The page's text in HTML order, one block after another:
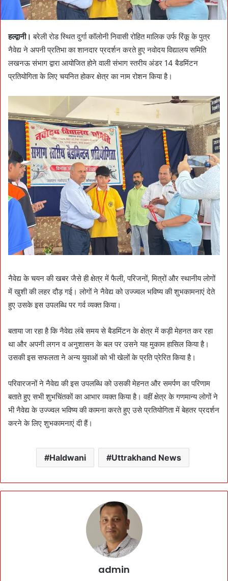
हल्द्वानी। बरेली रोड स्थित दुर्गा कॉलोनी निवासी रोहित मालिक उर्फ रिंकू के पुत्र
नैवेद्य ने अपनी प्रतिभा का शानदार प्रदर्शन करते हुए नवोदय विद्यालय समिति
लखनऊ संभाग द्वारा आयोजित होने वाली संभाग स्तरीय अंडर 14 बैडमिंटन
प्रतियोगिता के लिए चयनित होकर क्षेत्र का नाम रोशन किया है।
नैवेद्य के चयन की खबर जैसे ही क्षेत्र में फैली, परिजनों, मित्रों और स्थानीय लोगों
में खुशी की लहर दौड़ गई। लोगों ने नैवेद्य को उज्ज्वल भविष्य की शुभकामनाएं देते
हुए उसके इस उपलब्धि पर गर्व व्यक्त किया।
बताया जा रहा है कि नैवेद्य लंबे समय से बैडमिंटन के क्षेत्र में कड़ी मेहनत कर रहा
था और अपनी लगन व अनुशासन के बल पर उसने यह मुकाम हासिल किया है।
उसकी इस सफलता ने अन्य युवाओं को भी खेलों के प्रति प्रेरित किया है।
परिवारजनों ने नैवेद्य की इस उपलब्धि को उसकी मेहनत और समर्पण का परिणाम
बताते हुए सभी शुभचिंतकों का आभार व्यक्त किया है। वहीं क्षेत्र के गणमान्य लोगों ने
भी नैवेद्य के उज्ज्वल भविष्य की कामना करते हुए उसे प्रतियोगिता में बेहतर प्रदर्शन
करने के लिए शुभकामनाएं दी हैं।
Haldwani Uttrakhand News
admin